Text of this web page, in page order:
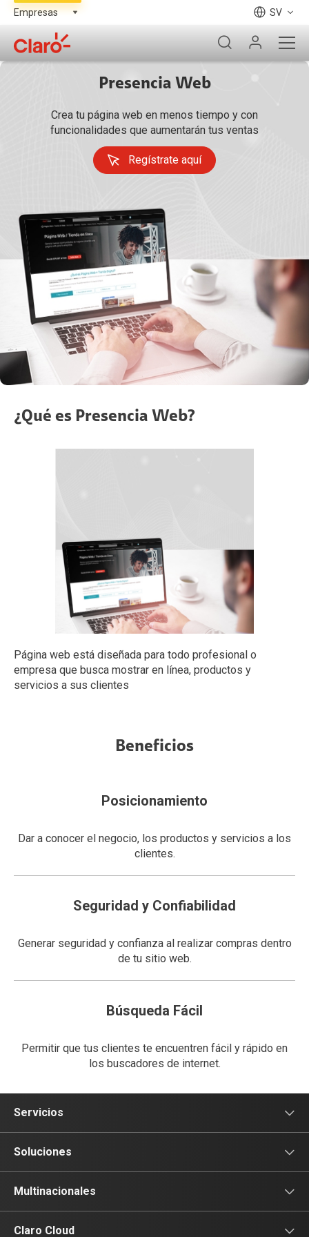
SV
Presencia Web
Crea tu página web en menos tiempo y con
funcionalidades que aumentarán tus ventas
Regístrate aquí
¿Qué es Presencia Web?
Página web está diseñada para todo profesional o
empresa que busca mostrar en línea, productos y
servicios a sus clientes
Beneficios
Posicionamiento
Dar a conocer el negocio, los productos y servicios a los
clientes.
Seguridad y Confiabilidad
Generar seguridad y confianza al realizar compras dentro
de tu sitio web.
Búsqueda Fácil
Permitir que tus clientes te encuentren fácil y rápido en
los buscadores de internet.
Servicios
Voz
Tv
Conectividad
Soluciones
Comunicación
Conectividad
Multinacionales
Multinacionales
Claro Cloud